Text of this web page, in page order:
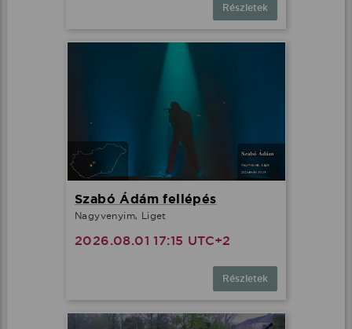
Részletek
Szabó Ádám fellépés
Nagyvenyim, Liget
2026.08.01 17:15 UTC+2
Részletek